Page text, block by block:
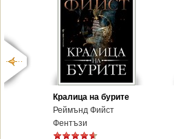
Кралица на бурите
Реймънд Фийст
Фентъзи